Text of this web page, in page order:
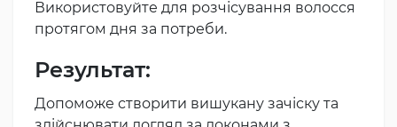
Використовуйте для розчісування волосся
протягом дня за потреби.
Результат:
Допоможе створити вишукану зачіску та